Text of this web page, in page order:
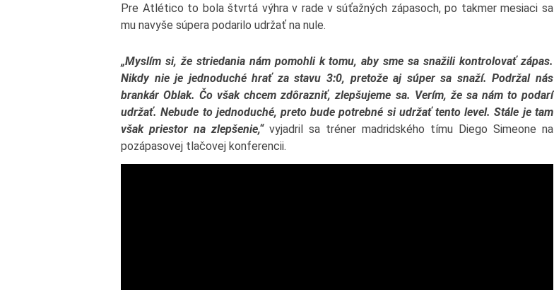
Pre Atlético to bola štvrtá výhra v rade v súťažných zápasoch, po takmer mesiaci sa
mu navyše súpera podarilo udržať na nule.
„Myslím si, že striedania nám pomohli k tomu, aby sme sa snažili kontrolovať zápas.
Nikdy nie je jednoduché hrať za stavu 3:0, pretože aj súper sa snaží. Podržal nás
brankár Oblak. Čo však chcem zdôrazniť, zlepšujeme sa. Verím, že sa nám to podarí
udržať. Nebude to jednoduché, preto bude potrebné si udržať tento level. Stále je tam
však priestor na zlepšenie,“vyjadril sa tréner madridského tímu Diego Simeone na
pozápasovej tlačovej konferencii.